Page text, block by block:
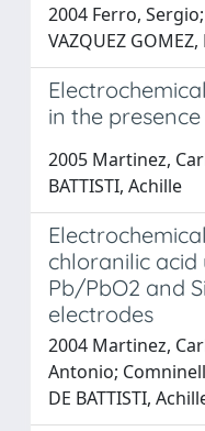
2004 Ferro,
VAZQUEZ
in the
2005 Martinez,
BATTISTI, Achille
chloranilic acid
Pb/PbO2 and
electrodes
2004 Martinez,
Antonio;
DE BATTISTI,